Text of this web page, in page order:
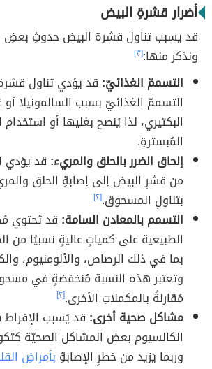
أضرار قشرةِ البيض
قد يسبب تناول قشرة البيض حدوثِ بعضِ
ونذكر منها:[٣]
التسممّ الغذائيّ: قد يؤدي تناول
التسممّ الغذائيّ بسبب السالمونيلا أو
البكتيري، لذا يُنصح بغليها أو استخدام
المُبسترةِ.
إلحاق الضرر بالحلق والمريء: قد يؤدي
من قشرِ البيض إلى إصابةِ الحلق
بتناولِ المسحوق.[٢]
التسمم بالمعادن السامة: قد تَحتوي
الطبيعية على كمياتٍ عاليةٍ نسبيًا من
بما في ذلك الرصاص، والألومنيوم،
وتعتبر هذه النسبة مُنخفضةٍ في
مُقارنةً بالمكملاتِ الأخرى.[٢]
مشاكل صحية أخرى: قد يُسبب
الكالسيوم بعض المشاكل الصحيّة
وربما يَزيد من خطرِ الإصابةِ بأمراضِ